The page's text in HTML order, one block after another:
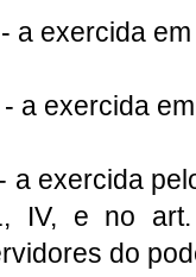
a exercida
- a exercida
a exercida
IV, e no
do